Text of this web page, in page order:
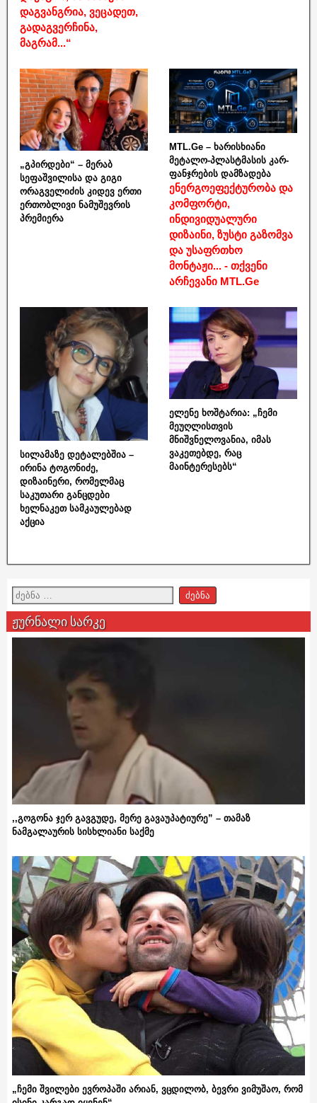
დაგვანგრია, ვეცადეთ,
გადაგვერჩინა,
მაგრამ...“
„გპირდები“ – მერაბ
სეფაშვილისა და გიგი
ორაგველიძის კიდევ ერთი
ერთობლივი ნამუშევრის
პრემიერა
MTL.Ge – ხარისხიანი
მეტალო-პლასტმასის კარ-
ფანჯრების დამზადება
ენერგოეფექტურობა და
კომფორტი,
ინდივიდუალური
დიზაინი, ზუსტი გაზომვა
და უსაფრთხო
მონტაჟი... - თქვენი
არჩევანი MTL.Ge
სილამაზე დეტალებშია –
ირინა ტოგონიძე,
დიზაინერი, რომელმაც
საკუთარი განცდები
ხელნაკეთ სამკაულებად
აქცია
ელენე ხოშტარია: „ჩემი
მეუღლისთვის
მნიშვნელოვანია, იმას
ვაკეთებდე, რაც
მაინტერესებს“
ჟურნალი სარკე
,,გოგონა ჯერ გავგუდე, მერე გავაუპატიურე” – თამაზ
ნამგალაურის სისხლიანი საქმე
„ჩემი შვილები ევროპაში არიან, ვცდილობ, ბევრი ვიმუშაო, რომ